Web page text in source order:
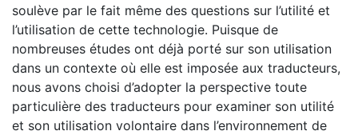
soulève par le fait même des questions sur l’utilité et
l’utilisation de cette technologie. Puisque de
nombreuses études ont déjà porté sur son utilisation
dans un contexte où elle est imposée aux traducteurs,
nous avons choisi d’adopter la perspective toute
particulière des traducteurs pour examiner son utilité
et son utilisation volontaire dans l’environnement de